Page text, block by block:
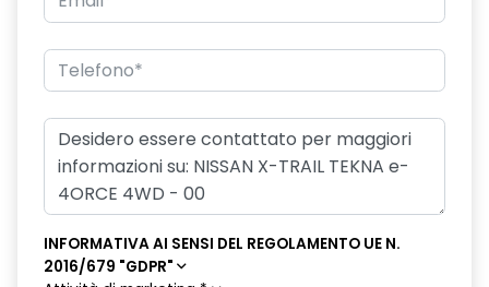
INFORMATIVA AI SENSI DEL REGOLAMENTO UE N.
2016/679 "GDPR"